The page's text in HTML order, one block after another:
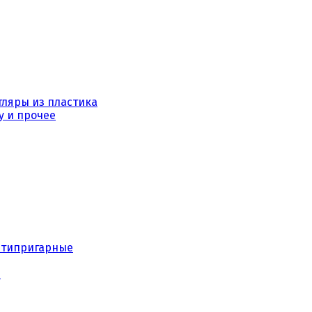
из пластика
и прочее